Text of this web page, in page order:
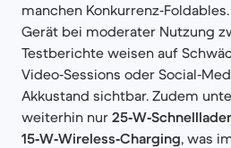
manchen
Gerät bei moderater Nutzung
Testberichte weisen auf
Video‑Sessions oder
Akkustand sichtbar. Zudem
weiterhin nur
15‑W‑Wireless‑Charging, was